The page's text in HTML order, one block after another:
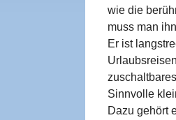
wie die
muss man
Er ist
Sinnvolle
Dazu gehört